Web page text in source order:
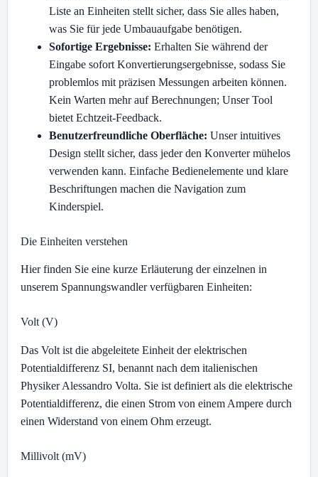
Liste an Einheiten stellt sicher, dass Sie alles haben,
was Sie für jede Umbauaufgabe benötigen.
Sofortige Ergebnisse: Erhalten Sie während der
Eingabe sofort Konvertierungsergebnisse, sodass Sie
problemlos mit präzisen Messungen arbeiten können.
Kein Warten mehr auf Berechnungen; Unser Tool
bietet Echtzeit-Feedback.
Benutzerfreundliche Oberfläche: Unser intuitives
Design stellt sicher, dass jeder den Konverter mühelos
verwenden kann. Einfache Bedienelemente und klare
Beschriftungen machen die Navigation zum
Kinderspiel.
Die Einheiten verstehen
Hier finden Sie eine kurze Erläuterung der einzelnen in
unserem Spannungswandler verfügbaren Einheiten:
Volt (V)
Das Volt ist die abgeleitete Einheit der elektrischen
Potentialdifferenz SI, benannt nach dem italienischen
Physiker Alessandro Volta. Sie ist definiert als die elektrische
Potentialdifferenz, die einen Strom von einem Ampere durch
einen Widerstand von einem Ohm erzeugt.
Millivolt (mV)